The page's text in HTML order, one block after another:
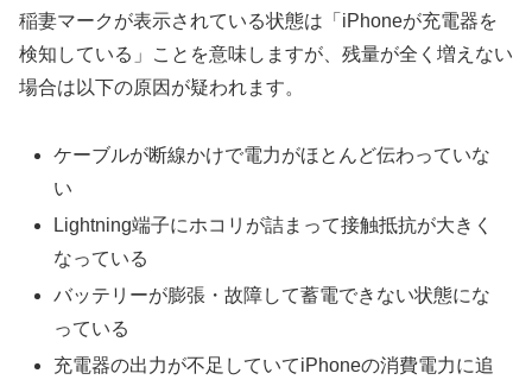
稲妻マークが表示されている状態は「iPhoneが充電器を
検知している」ことを意味しますが、残量が全く増えない
場合は以下の原因が疑われます。
ケーブルが断線かけで電力がほとんど伝わっていな
い
Lightning端子にホコリが詰まって接触抵抗が大きく
なっている
バッテリーが膨張・故障して蓄電できない状態にな
っている
充電器の出力が不足していてiPhoneの消費電力に追